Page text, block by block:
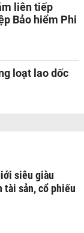
liên tiếp
Bảo hiểm Phi
loạt lao dốc
siêu giàu
tài sản, cổ phiếu